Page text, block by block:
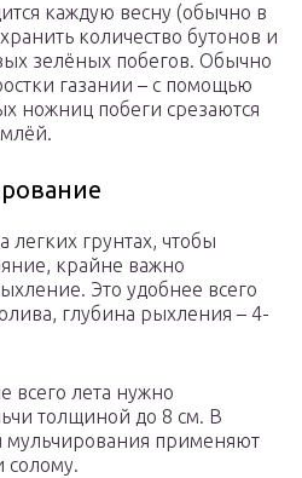
каждую весну (обычно в
количество бутонов и
зелёных побегов. Обычно
газании – с помощью
ножниц побеги срезаются
легких грунтах, чтобы
крайне важно
Это удобнее всего
глубина рыхления – 4-
всего лета нужно
толщиной до 8 см. В
мульчирования применяют
солому.